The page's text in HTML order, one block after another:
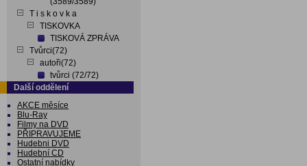
T i s k o v k a
TISKOVKA
TISKOVÁ ZPRÁVA
Tvůrci(72)
autoři(72)
tvůrci (72/72)
Další oddělení
AKCE měsíce
Blu-Ray
Filmy na DVD
PŘIPRAVUJEME
Hudebni DVD
Hudební CD
Ostatní nabídky